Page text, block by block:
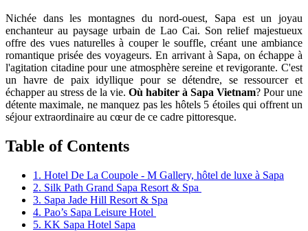
Nichée dans les montagnes du nord-ouest, Sapa est un joyau
enchanteur au paysage urbain de Lao Cai. Son relief majestueux
offre des vues naturelles à couper le souffle, créant une ambiance
romantique prisée des voyageurs. En arrivant à Sapa, on échappe à
l'agitation citadine pour une atmosphère sereine et revigorante. C'est
un havre de paix idyllique pour se détendre, se ressourcer et
échapper au stress de la vie. Où habiter à Sapa Vietnam? Pour une
détente maximale, ne manquez pas les hôtels 5 étoiles qui offrent un
séjour extraordinaire au cœur de ce cadre pittoresque.
Table of Contents
1. Hotel De La Coupole - M Gallery, hôtel de luxe à Sapa
2. Silk Path Grand Sapa Resort & Spa
3. Sapa Jade Hill Resort & Spa
4. Pao’s Sapa Leisure Hotel
5. KK Sapa Hotel Sapa